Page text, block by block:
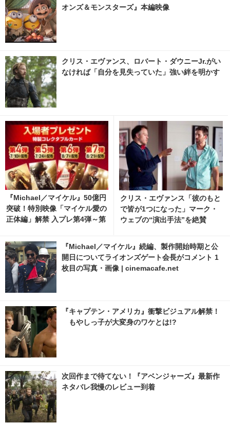
オンズ＆モンスターズ』本編映像
クリス・エヴァンス、ロバート・ダウニーJr.がい
なければ「自分を見失っていた」強い絆を明かす
『Michael／マイケル』50億円
突破！特別映像「マイケル愛の
正体編」解禁 入プレ第4弾～第
クリス・エヴァンス「彼のもと
で皆が1つになった」マーク・
ウェブの“演出手法”を絶賛
『Michael／マイケル』続編、製作開始時期と公
開日についてライオンズゲート会長がコメント 1
枚目の写真・画像 | cinemacafe.net
『キャプテン・アメリカ』衝撃ビジュアル解禁！
もやしっ子が大変身のワケとは!?
次回作まで待てない！『アベンジャーズ』最新作
ネタバレ我慢のレビュー到着